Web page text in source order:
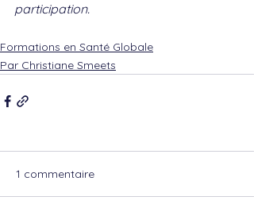
participation.
Formations en Santé Globale
Par Christiane Smeets
1 commentaire